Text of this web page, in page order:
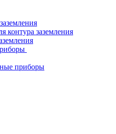
контура заземления
приборы